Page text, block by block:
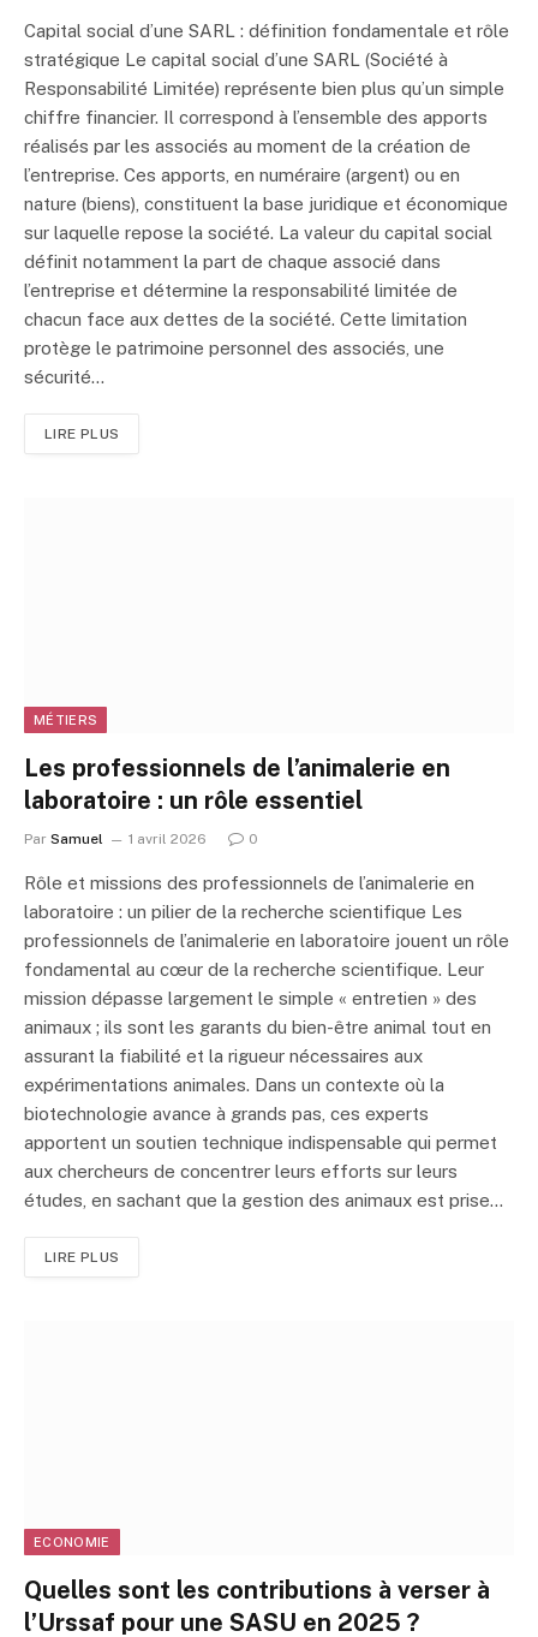
Capital social d’une SARL : définition fondamentale et rôle
stratégique Le capital social d’une SARL (Société à
Responsabilité Limitée) représente bien plus qu’un simple
chiffre financier. Il correspond à l’ensemble des apports
réalisés par les associés au moment de la création de
l’entreprise. Ces apports, en numéraire (argent) ou en
nature (biens), constituent la base juridique et économique
sur laquelle repose la société. La valeur du capital social
définit notamment la part de chaque associé dans
l’entreprise et détermine la responsabilité limitée de
chacun face aux dettes de la société. Cette limitation
protège le patrimoine personnel des associés, une
sécurité…
LIRE PLUS
MÉTIERS
Les professionnels de l’animalerie en
laboratoire : un rôle essentiel
Par Samuel 1 avril 2026 0
Rôle et missions des professionnels de l’animalerie en
laboratoire : un pilier de la recherche scientifique Les
professionnels de l’animalerie en laboratoire jouent un rôle
fondamental au cœur de la recherche scientifique. Leur
mission dépasse largement le simple « entretien » des
animaux ; ils sont les garants du bien-être animal tout en
assurant la fiabilité et la rigueur nécessaires aux
expérimentations animales. Dans un contexte où la
biotechnologie avance à grands pas, ces experts
apportent un soutien technique indispensable qui permet
aux chercheurs de concentrer leurs efforts sur leurs
études, en sachant que la gestion des animaux est prise…
LIRE PLUS
ECONOMIE
Quelles sont les contributions à verser à
l’Urssaf pour une SASU en 2025 ?